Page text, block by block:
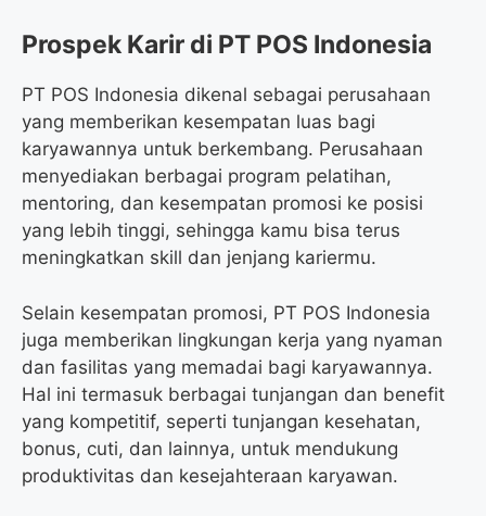
Prospek Karir di PT POS Indonesia
PT POS Indonesia dikenal sebagai perusahaan
yang memberikan kesempatan luas bagi
karyawannya untuk berkembang. Perusahaan
menyediakan berbagai program pelatihan,
mentoring, dan kesempatan promosi ke posisi
yang lebih tinggi, sehingga kamu bisa terus
meningkatkan skill dan jenjang kariermu.
Selain kesempatan promosi, PT POS Indonesia
juga memberikan lingkungan kerja yang nyaman
dan fasilitas yang memadai bagi karyawannya.
Hal ini termasuk berbagai tunjangan dan benefit
yang kompetitif, seperti tunjangan kesehatan,
bonus, cuti, dan lainnya, untuk mendukung
produktivitas dan kesejahteraan karyawan.